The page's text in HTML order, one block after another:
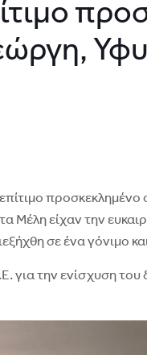
επίτιμο
είχαν την
σε ένα
την ενίσχυση του